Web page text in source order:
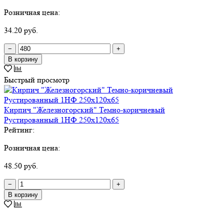
Розничная цена:
34.20 руб.
−
+
В корзину
Быстрый просмотр
Кирпич "Железногорский" Темно-коричневый
Рустированный 1НФ 250х120х65
Рейтинг:
Розничная цена:
48.50 руб.
−
+
В корзину